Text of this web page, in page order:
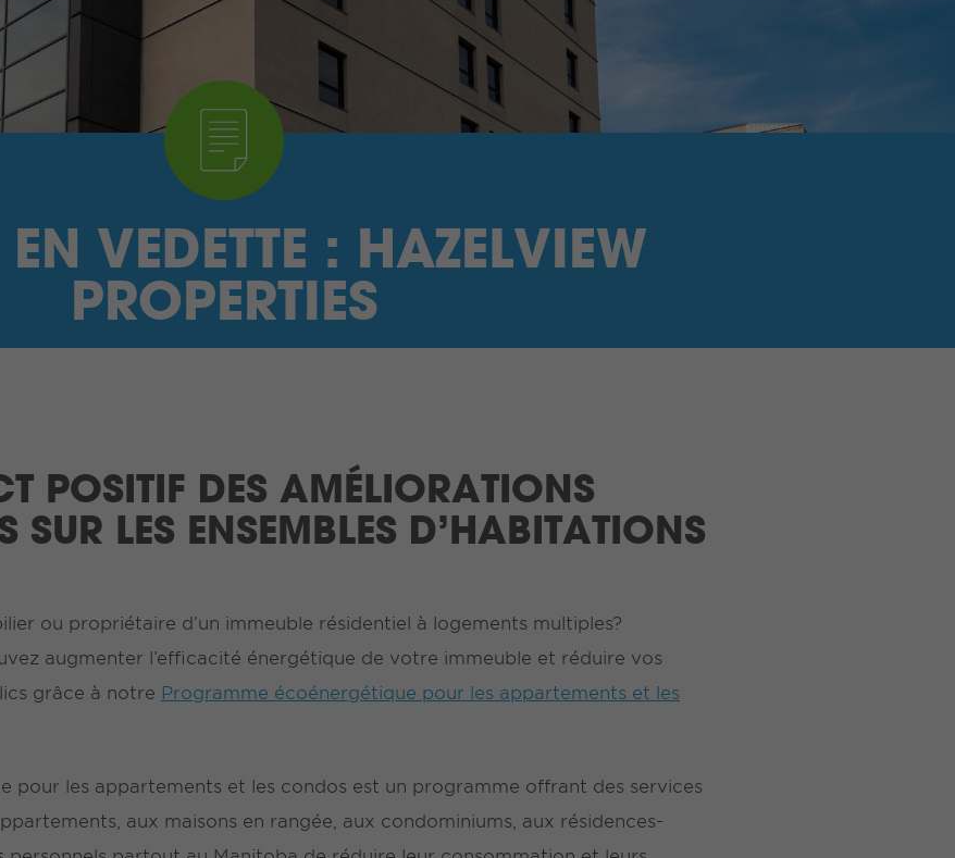
VEDETTE : HAZELVIEW
PROPERTIES
POSITIF DES AMÉLIORATIONS
SUR LES ENSEMBLES D’HABITATIONS
ou propriétaire d’un immeuble résidentiel à logements multiples?
augmenter l’efficacité énergétique de votre immeuble et réduire vos
grâce à notre Programme écoénergétique pour les appartements et les
pour les appartements et les condos est un programme offrant des services
aux maisons en rangée, aux condominiums, aux résidences-